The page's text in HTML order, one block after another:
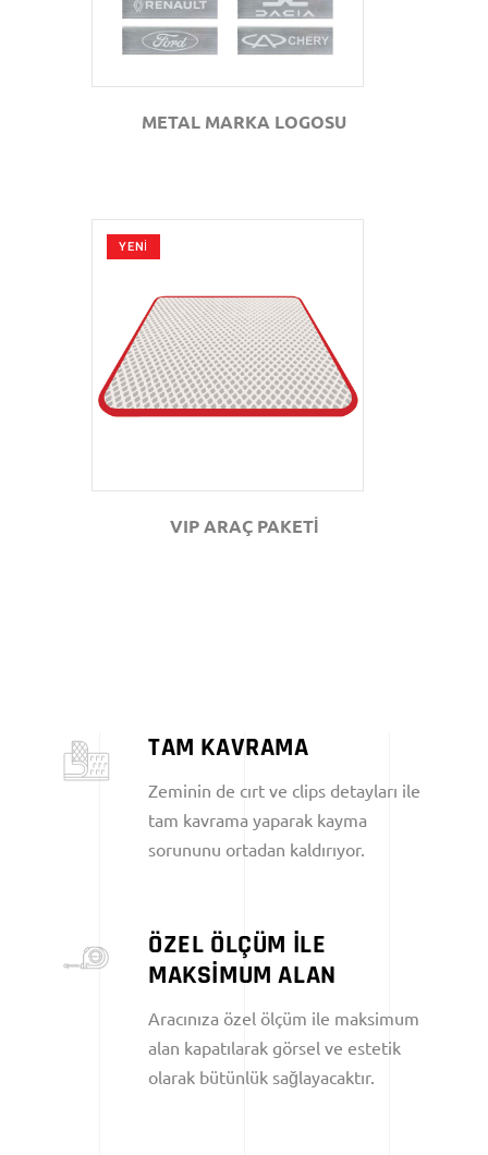
METAL MARKA LOGOSU
YENİ
GÖZAT
VIP ARAÇ PAKETİ
TAM KAVRAMA
Zeminin de cırt ve clips detayları ile
tam kavrama yaparak kayma
sorununu ortadan kaldırıyor.
ÖZEL ÖLÇÜM İLE
MAKSİMUM ALAN
Aracınıza özel ölçüm ile maksimum
alan kapatılarak görsel ve estetik
olarak bütünlük sağlayacaktır.